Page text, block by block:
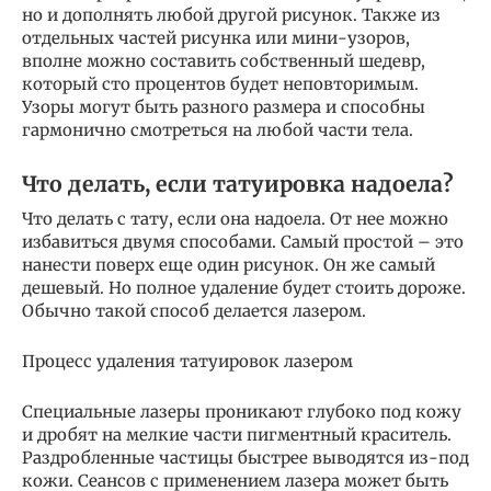
но и дополнять любой другой рисунок. Также из
отдельных частей рисунка или мини-узоров,
вполне можно составить собственный шедевр,
который сто процентов будет неповторимым.
Узоры могут быть разного размера и способны
гармонично смотреться на любой части тела.
Что делать, если татуировка надоела?
Что делать с тату, если она надоела. От нее можно
избавиться двумя способами. Самый простой – это
нанести поверх еще один рисунок. Он же самый
дешевый. Но полное удаление будет стоить дороже.
Обычно такой способ делается лазером.
Процесс удаления татуировок лазером
Специальные лазеры проникают глубоко под кожу
и дробят на мелкие части пигментный краситель.
Раздробленные частицы быстрее выводятся из-под
кожи. Сеансов с применением лазера может быть